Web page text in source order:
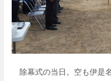
除幕式の当日。空も伊是